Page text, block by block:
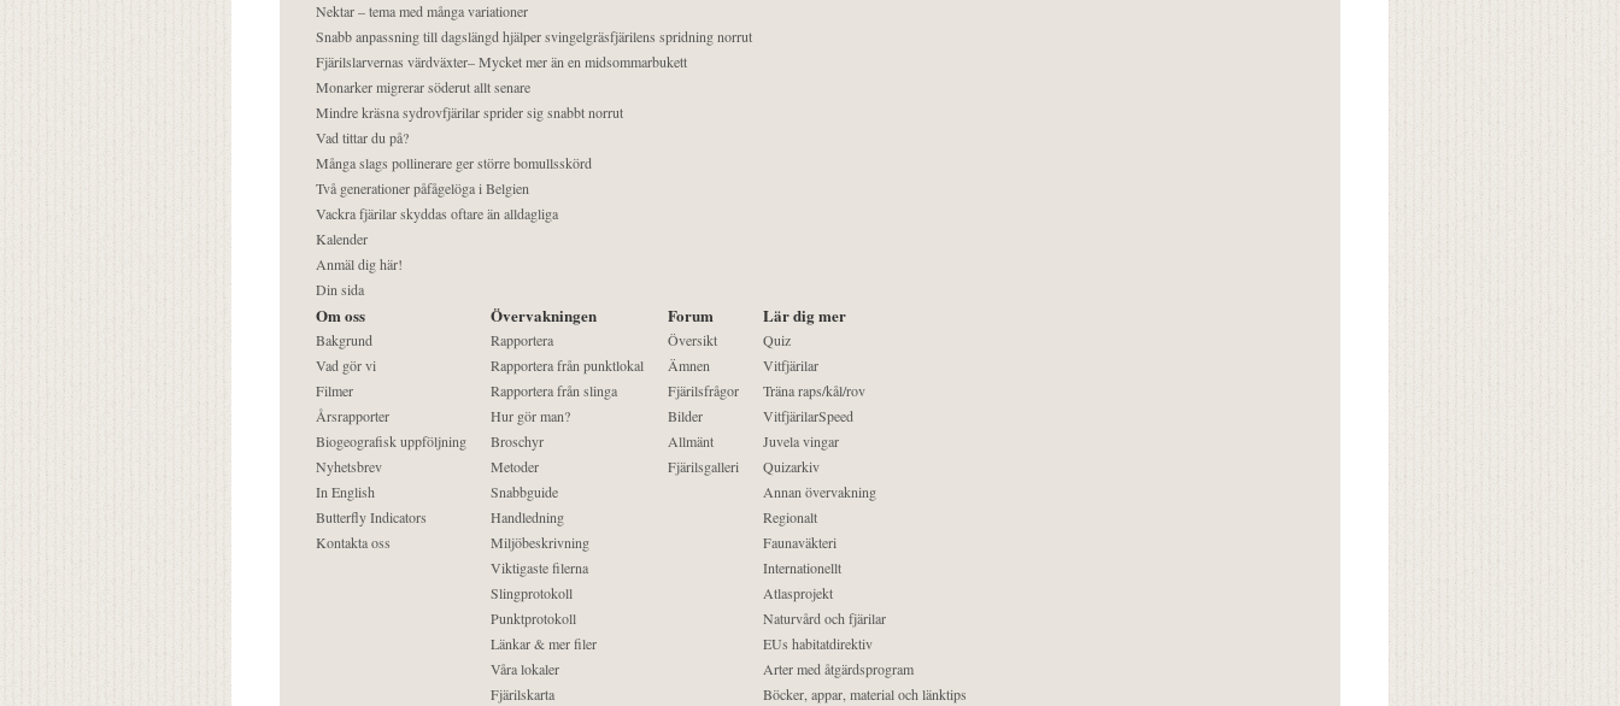
Nektar – tema med många variationer
Snabb anpassning till dagslängd hjälper svingelgräsfjärilens spridning norrut
Fjärilslarvernas värdväxter– Mycket mer än en midsommarbukett
Monarker migrerar söderut allt senare
Mindre kräsna sydrovfjärilar sprider sig snabbt norrut
Vad tittar du på?
Många slags pollinerare ger större bomullsskörd
Två generationer påfågelöga i Belgien
Vackra fjärilar skyddas oftare än alldagliga
Kalender
Anmäl dig här!
Din sida
Om oss
Bakgrund
Vad gör vi
Filmer
Årsrapporter
Biogeografisk uppföljning
Nyhetsbrev
In English
Butterfly Indicators
Kontakta oss
Övervakningen
Rapportera
Rapportera från punktlokal
Rapportera från slinga
Hur gör man?
Broschyr
Metoder
Snabbguide
Handledning
Miljöbeskrivning
Viktigaste filerna
Slingprotokoll
Punktprotokoll
Länkar & mer filer
Våra lokaler
Fjärilskarta
Forum
Översikt
Ämnen
Fjärilsfrågor
Bilder
Allmänt
Fjärilsgalleri
Lär dig mer
Quiz
Vitfjärilar
Träna raps/kål/rov
VitfjärilarSpeed
Juvela vingar
Quizarkiv
Annan övervakning
Regionalt
Faunaväkteri
Internationellt
Atlasprojekt
Naturvård och fjärilar
EUs habitatdirektiv
Arter med åtgärdsprogram
Böcker, appar, material och länktips